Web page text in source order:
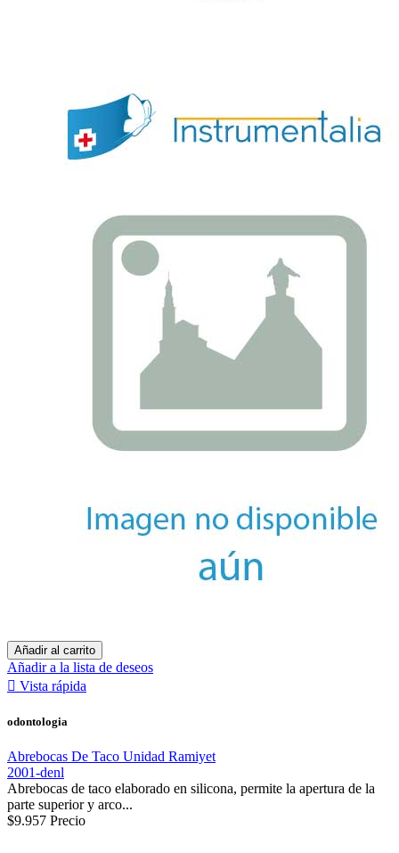
Añadir al carrito
Añadir a la lista de deseos
 Vista rápida
odontologia
Abrebocas De Taco Unidad Ramiyet
2001-denl
Abrebocas de taco elaborado en silicona, permite la apertura de la
parte superior y arco...
$9.957 Precio